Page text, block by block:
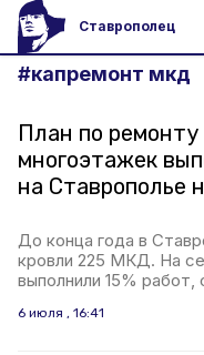
Ставрополец
#капремонт мкд
План по ремонту
многоэтажек
на Ставрополье
До конца года в
кровли 225 МКД. На
выполнили 15% работ,
6 июля , 16:41